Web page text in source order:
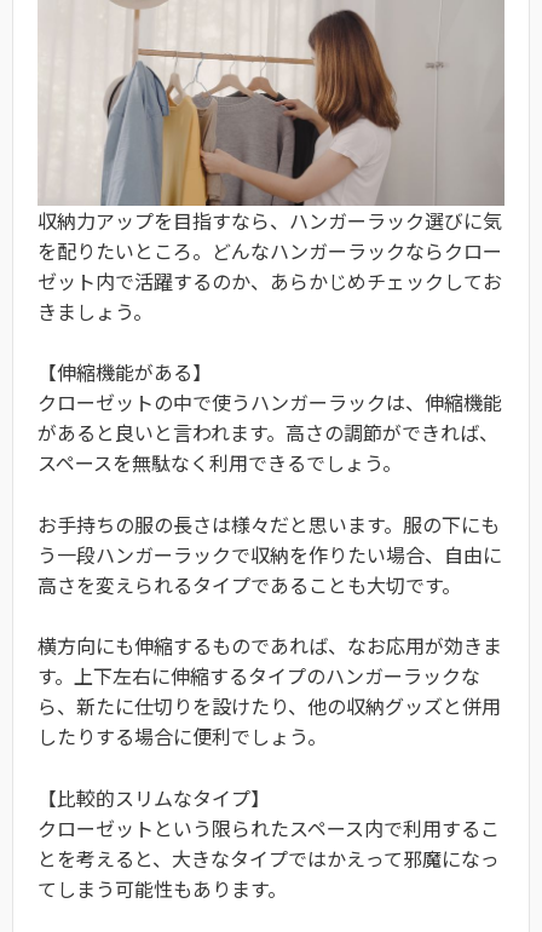
収納力アップを目指すなら、ハンガーラック選びに気
を配りたいところ。どんなハンガーラックならクロー
ゼット内で活躍するのか、あらかじめチェックしてお
きましょう。
【伸縮機能がある】
クローゼットの中で使うハンガーラックは、伸縮機能
があると良いと言われます。高さの調節ができれば、
スペースを無駄なく利用できるでしょう。
お手持ちの服の長さは様々だと思います。服の下にも
う一段ハンガーラックで収納を作りたい場合、自由に
高さを変えられるタイプであることも大切です。
横方向にも伸縮するものであれば、なお応用が効きま
す。上下左右に伸縮するタイプのハンガーラックな
ら、新たに仕切りを設けたり、他の収納グッズと併用
したりする場合に便利でしょう。
【比較的スリムなタイプ】
クローゼットという限られたスペース内で利用するこ
とを考えると、大きなタイプではかえって邪魔になっ
てしまう可能性もあります。